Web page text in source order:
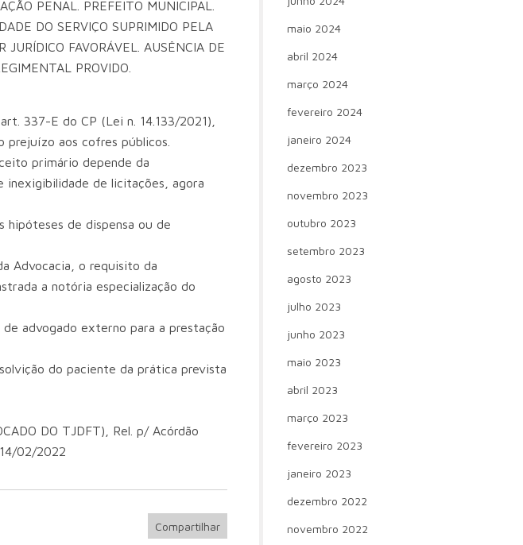
PENAL. PREFEITO MUNICIPAL.
DO SERVIÇO SUPRIMIDO PELA
FAVORÁVEL. AUSÊNCIA DE
PROVIDO.
337-E do CP (Lei n. 14.133/2021),
aos cofres públicos.
primário depende da
inexigibilidade de licitações, agora
de dispensa ou de
Advocacia, o requisito da
a notória especialização do
advogado externo para a prestação
do paciente da prática prevista
DO TJDFT), Rel. p/ Acórdão
02/2022
Compartilhar
maio 2024
abril 2024
março 2024
fevereiro 2024
janeiro 2024
dezembro 2023
novembro 2023
outubro 2023
setembro 2023
agosto 2023
julho 2023
junho 2023
maio 2023
abril 2023
março 2023
fevereiro 2023
janeiro 2023
dezembro 2022
novembro 2022